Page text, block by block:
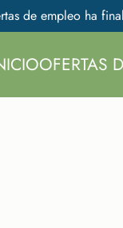
de empleo ha
OFERTAS